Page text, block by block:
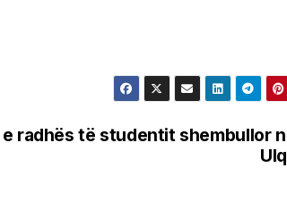
radhës të studentit shembullor